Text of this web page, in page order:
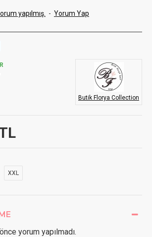
yapılmış. - Yorum Yap
Butik Florya Collection
XXL
yorum yapılmadı.